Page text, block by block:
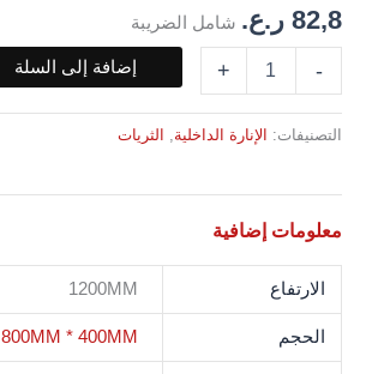
82,8 ر.ع. شامل الضريبة
-
معلقة
800MM
+ إضافة إلى السلة
التصنيفات: الإنارة الداخلية الثريات
معلومات إضافية
الارتفاع 1200MM
الحجم 800MM * 400MM